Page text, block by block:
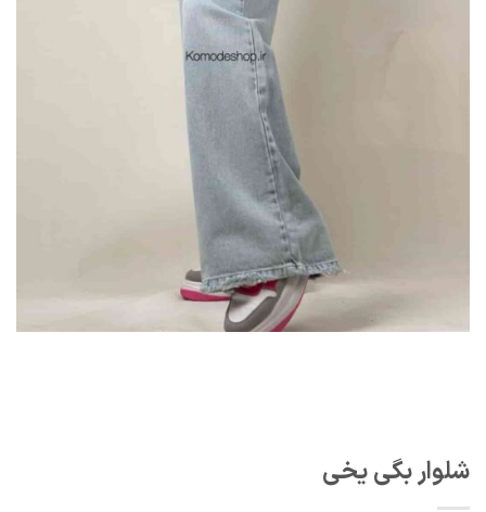
شلوار بگی یخی